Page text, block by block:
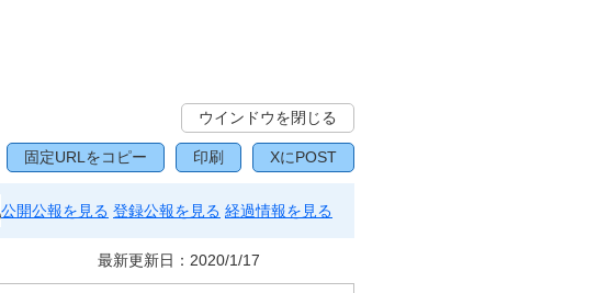
ウインドウを閉じる
固定URLをコピー 印刷 XにPOST
公開公報を見る 登録公報を見る 経過情報を見る
最新更新日： 2020/1/17